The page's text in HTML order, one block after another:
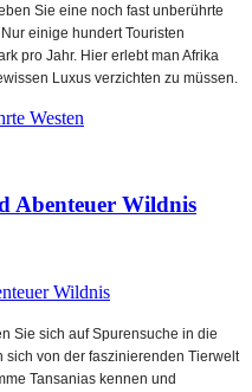
Sie eine noch fast unberührte
einige hundert Touristen
pro Jahr. Hier erlebt man Afrika
Luxus verzichten zu müssen.
Westen
Abenteuer Wildnis
Sie sich auf Spurensuche in die
von der faszinierenden Tierwelt
Tansanias kennen und